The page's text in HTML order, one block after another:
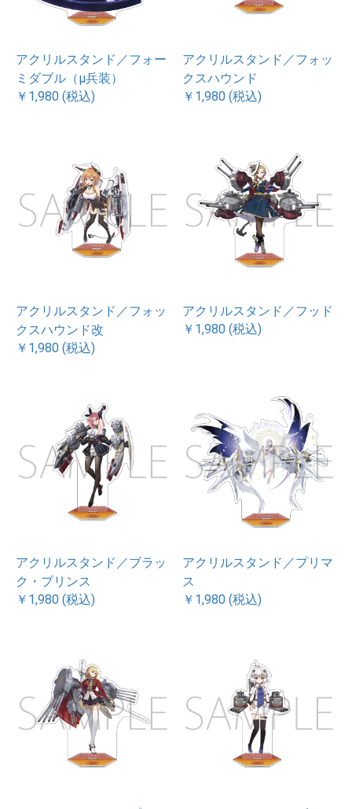
アクリルスタンド／フォー
ミダブル（μ兵装）
￥1,980 (税込)
アクリルスタンド／フォッ
クスハウンド
￥1,980 (税込)
アクリルスタンド／フォッ
クスハウンド改
￥1,980 (税込)
アクリルスタンド／フッド
￥1,980 (税込)
アクリルスタンド／ブラッ
ク・プリンス
￥1,980 (税込)
アクリルスタンド／プリマ
ス
￥1,980 (税込)